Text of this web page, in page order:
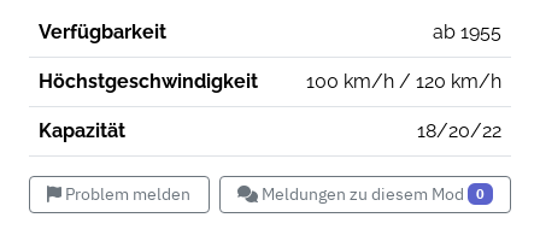
Verfügbarkeit ab 1955
Höchstgeschwindigkeit 100 km/h / 120 km/h
Kapazität 18/20/22
Problem melden Meldungen zu diesem Mod 0